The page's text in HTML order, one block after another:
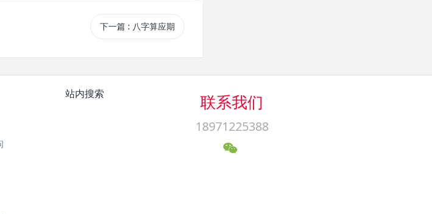
下一篇 : 八字算应期
站内搜索 联系我们
18971225388